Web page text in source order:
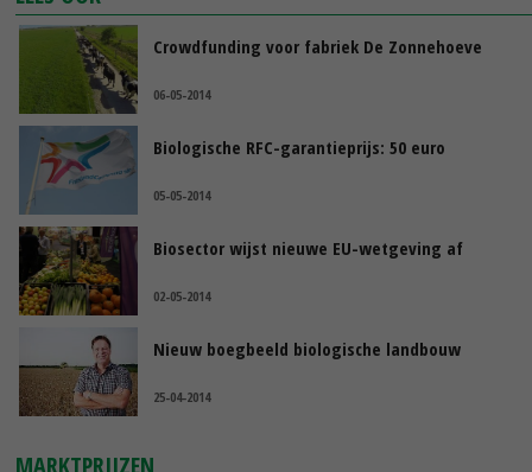
Crowdfunding voor fabriek De Zonnehoeve
06-05-2014
Biologische RFC-garantieprijs: 50 euro
05-05-2014
Biosector wijst nieuwe EU-wetgeving af
02-05-2014
Nieuw boegbeeld biologische landbouw
25-04-2014